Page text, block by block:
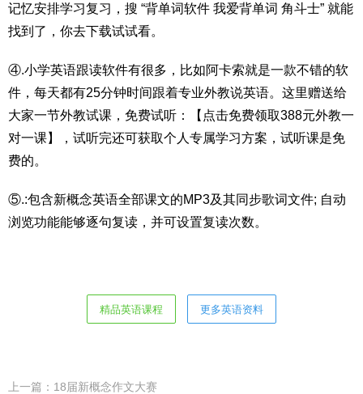
记忆安排学习复习，搜 “背单词软件 我爱背单词 角斗士” 就能
找到了，你去下载试试看。
④.小学英语跟读软件有很多，比如阿卡索就是一款不错的软
件，每天都有25分钟时间跟着专业外教说英语。这里赠送给
大家一节外教试课，免费试听：【点击免费领取388元外教一
对一课】，试听完还可获取个人专属学习方案，试听课是免
费的。
⑤.:包含新概念英语全部课文的MP3及其同步歌词文件; 自动
浏览功能能够逐句复读，并可设置复读次数。
精品英语课程 更多英语资料
上一篇： 18届新概念作文大赛